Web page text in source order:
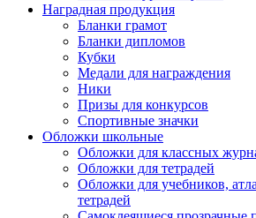
Наградная продукция
Бланки грамот
Бланки дипломов
Кубки
Медали для награждения
Ники
Призы для конкурсов
Спортивные значки
Обложки школьные
Обложки для классных
Обложки для тетрадей
Обложки для учебников,
тетрадей